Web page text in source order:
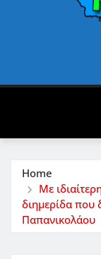
Home
Με
διημερίδα που
Παπανικολάου